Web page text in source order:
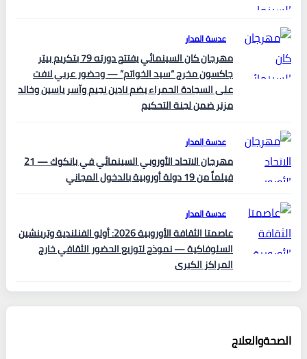
عدسة المدار
مهرجان كان السينمائي يفتتح دورته 79 بتكريم بيتر
جاكسون مخرج “سيد الخواتم” — وحضور عربي لافت
على السجادة الحمراء يضم نادين نجيم وآسر ياسين وخالد
مزنر ضمن لجنة التحكيم
عدسة المدار
مهرجان الاتحاد الأوروبي السينمائي في بانكوك — 21
فيلماً من 19 دولة أوروبية بالدخول المجاني
عدسة المدار
عاصمتا الثقافة الأوروبية 2026: أولو الفنلندية وترينشين
السلوفاكية — نموذج لتوزيع الحضور الثقافي خارج
المراكز الكبرى
الصحةوالعلاج